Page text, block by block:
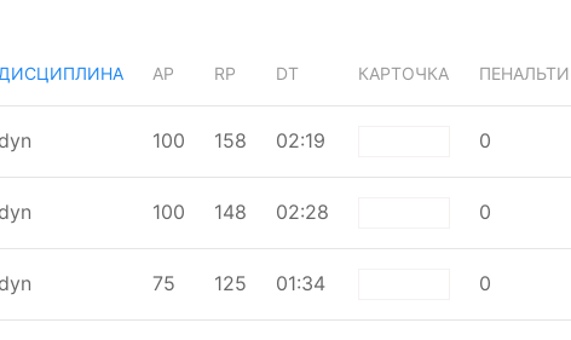
ДИСЦИПЛИНА AP RP DT КАРТОЧКА ПЕНАЛЬТИ
dyn 100 158 02:19 0
dyn 100 148 02:28 0
dyn 75 125 01:34 0